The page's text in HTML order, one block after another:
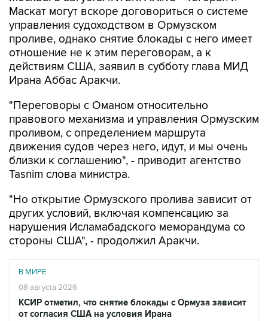
Маскат могут вскоре договориться о системе
управления судоходством в Ормузском
проливе, однако снятие блокады с него имеет
отношение не к этим переговорам, а к
действиям США, заявил в субботу глава МИД
Ирана Аббас Аракчи.
"Переговоры с Оманом относительно
правового механизма и управления Ормузским
проливом, с определением маршрута
движения судов через него, идут, и мы очень
близки к соглашению", - приводит агентство
Tasnim слова министра.
"Но открытие Ормузского пролива зависит от
других условий, включая компенсацию за
нарушения Исламабадского меморандума со
стороны США", - продолжил Аракчи.
В МИРЕ
08 августа 2026
КСИР отметил, что снятие блокады с Ормуза зависит
от согласия США на условия Ирана